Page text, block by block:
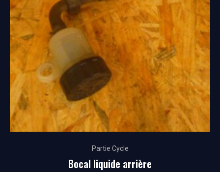
Partie Cycle
Bocal liquide arrière